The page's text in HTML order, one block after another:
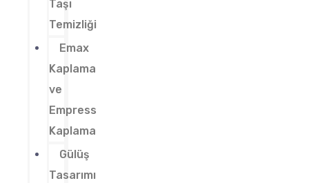
Taşı
Temizliği
Emax
Kaplama
ve
Empress
Kaplama
Gülüş
Tasarımı